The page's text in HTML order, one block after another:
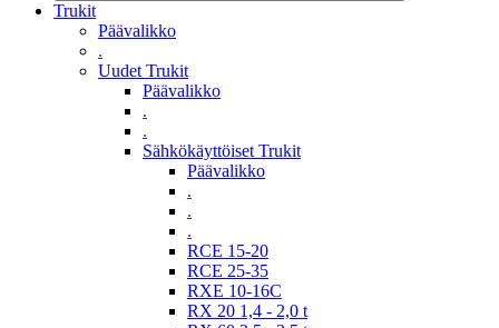
Trukit
Päävalikko
.
Uudet Trukit
Päävalikko
.
.
Sähkökäyttöiset Trukit
Päävalikko
.
.
.
RCE 15-20
RCE 25-35
RXE 10-16C
RX 20 1,4 - 2,0 t